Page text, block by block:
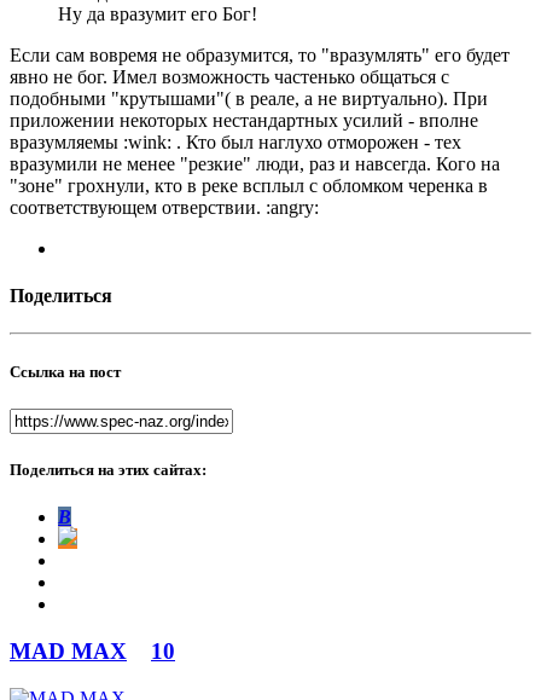
Ну да вразумит его Бог!
Если сам вовремя не образумится, то "вразумлять" его будет
явно не бог. Имел возможность частенько общаться с
подобными "крутышами"( в реале, а не виртуально). При
приложении некоторых нестандартных усилий - вполне
вразумляемы :wink: . Кто был наглухо отморожен - тех
вразумили не менее "резкие" люди, раз и навсегда. Кого на
"зоне" грохнули, кто в реке всплыл с обломком черенка в
соответствующем отверствии. :angry:
Поделиться
Ссылка на пост
Поделиться на этих сайтах:
В
MAD MAX 10